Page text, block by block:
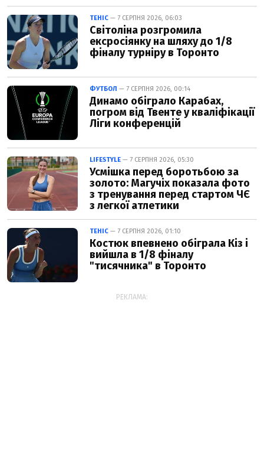
ТЕНІС — 7 СЕРПНЯ 2026, 06:03
Світоліна розгромила
ексросіянку на шляху до 1/8
фіналу турніру в Торонто
ФУТБОЛ — 7 СЕРПНЯ 2026, 00:14
Динамо обіграло Карабах,
погром від Твенте у кваліфікації
Ліги конференцій
LIFESTYLE — 7 СЕРПНЯ 2026, 05:30
Усмішка перед боротьбою за
золото: Магучіх показала фото
з тренування перед стартом ЧЄ
з легкої атлетики
ТЕНІС — 7 СЕРПНЯ 2026, 01:10
Костюк впевнено обіграла Кіз і
вийшла в 1/8 фіналу
"тисячника" в Торонто
РЕКЛАМА: